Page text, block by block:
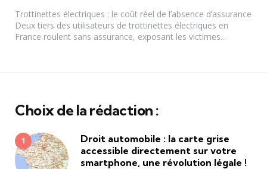
Trottinettes électriques : le coût réel de l’absence d’assurance
Deux tiers des utilisateurs de trottinettes électriques en
France roulent sans assurance, exposant les victimes...
Choix de la rédaction :
Droit automobile : la carte grise
accessible directement sur votre
smartphone, une révolution légale !